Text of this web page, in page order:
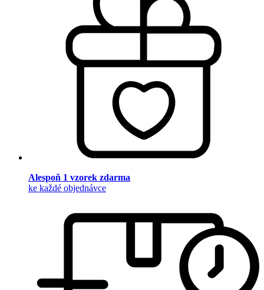
Alespoň 1 vzorek zdarma
ke každé objednávce